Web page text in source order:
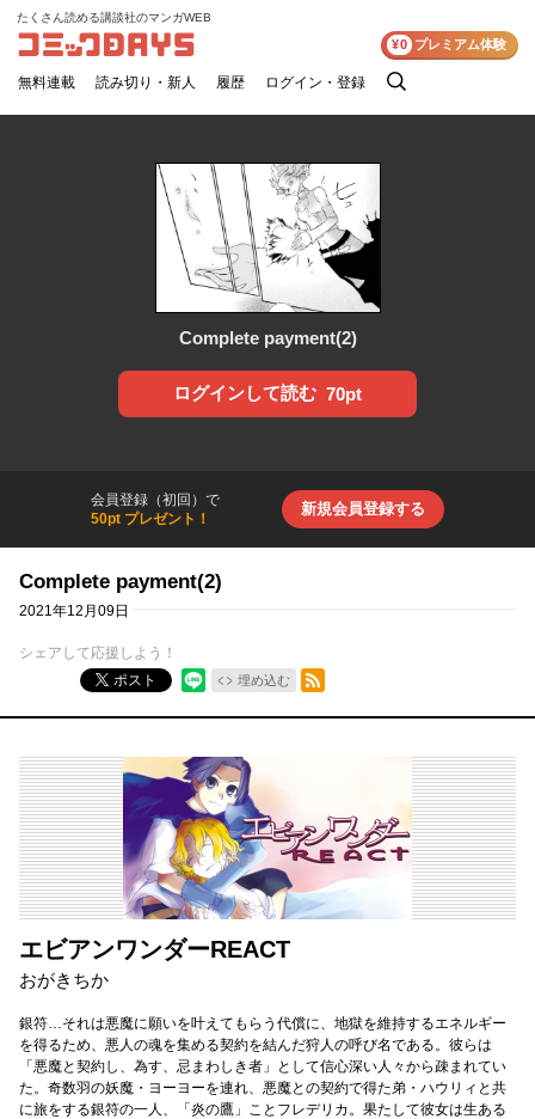
コミックDAYS
たくさん読める講談社のマンガWEB
無料連載 読み切り・新人 履歴 ログイン・登録
検
¥0 プレミアム体験
Complete payment(2)
ログインして読む 70pt
会員登録（初回）で
50pt プレゼント！
新規会員登録する
Complete payment(2)
2021年12月09日
シェアして応援しよう！
ポスト
埋め込む
RSSフィード
エビアンワンダーREACT
おがきちか
銀符…それは悪魔に願いを叶えてもらう代償に、地獄を維持するエネルギー
を得るため、悪人の魂を集める契約を結んだ狩人の呼び名である。彼らは
「悪魔と契約し、為す、忌まわしき者」として信心深い人々から疎まれてい
た。奇数羽の妖魔・ヨーヨーを連れ、悪魔との契約で得た弟・ハウリィと共
に旅をする銀符の一人、「炎の鷹」ことフレデリカ。果たして彼女は生ある